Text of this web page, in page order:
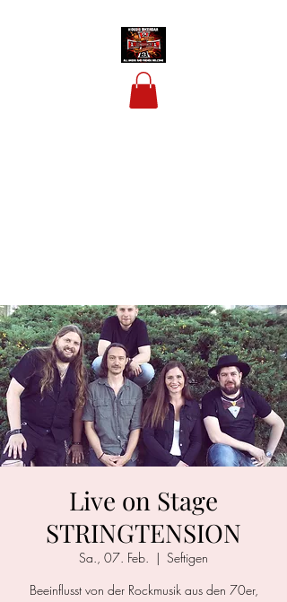
Live on Stage
STRINGTENSION
Sa., 07. Feb.
  |
Seftigen
Beeinflusst von der Rockmusik aus den 70er,